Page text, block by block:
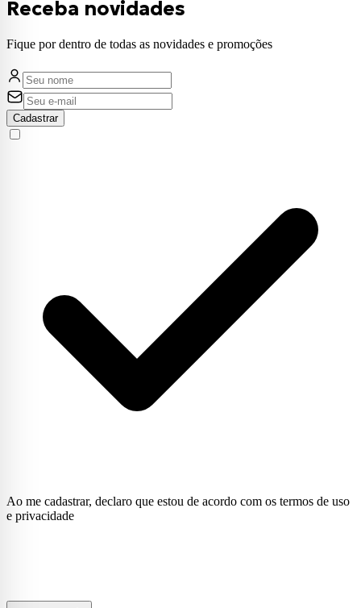
Receba novidades
Fique por dentro de todas as novidades e promoções
Cadastrar
Ao me cadastrar, declaro que estou de acordo com os termos de uso
e privacidade